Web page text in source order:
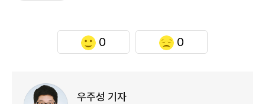
0 0
우주성 기자